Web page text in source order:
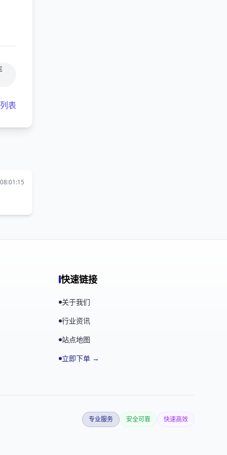
表
快速链接
关于我们
行业资讯
站点地图
立即下单 →
专业服务 安全可靠 快速高效